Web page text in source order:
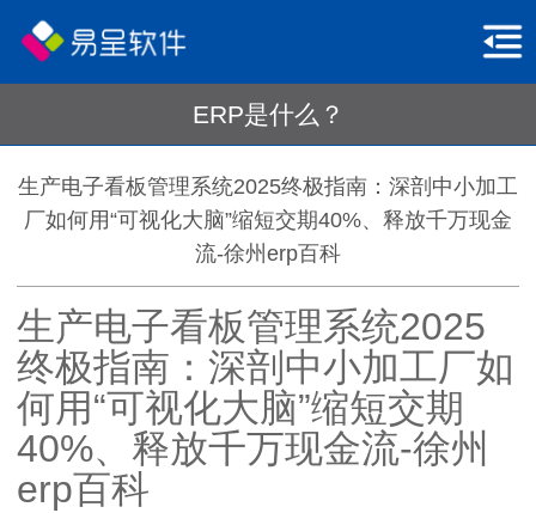
ERP是什么？
生产电子看板管理系统2025终极指南：深剖中小加工
厂如何用“可视化大脑”缩短交期40%、释放千万现金
流-徐州erp百科
生产电子看板管理系统2025
终极指南：深剖中小加工厂如
何用“可视化大脑”缩短交期
40%、释放千万现金流-徐州
erp百科